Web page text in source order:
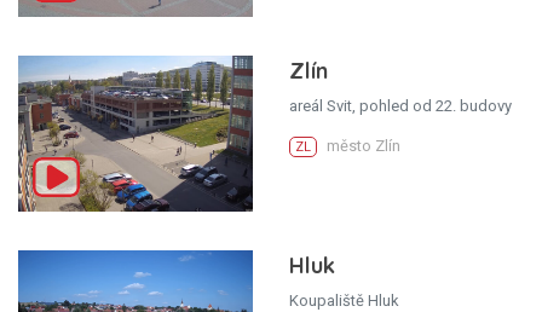
Zlín
areál Svit, pohled od 22. budovy
ZL město Zlín
Hluk
Koupaliště Hluk